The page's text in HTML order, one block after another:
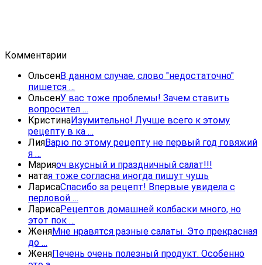
Комментарии
ОльсенВ данном случае, слово "недостаточно"
пишется …
ОльсенУ вас тоже проблемы! Зачем ставить
вопросител …
КристинаИзумительно! Лучше всего к этому
рецепту в ка …
ЛияВарю по этому рецепту не первый год говяжий
я …
Марияоч вкусный и праздничный салат!!!
натая тоже согласна иногда пишут чушь
ЛарисаСпасибо за рецепт! Впервые увидела с
перловой …
ЛарисаРецептов домашней колбаски много, но
этот пок …
ЖеняМне нравятся разные салаты. Это прекрасная
до …
ЖеняПечень очень полезный продукт. Особенно